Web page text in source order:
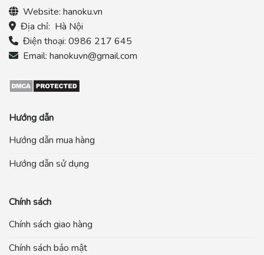
Website: hanoku.vn
Địa chỉ: Hà Nội
Điện thoại: 0986 217 645
Email: hanokuvn@gmail.com
Hướng dẫn
Hướng dẫn mua hàng
Hướng dẫn sử dụng
Chính sách
Chính sách giao hàng
Chính sách bảo mật